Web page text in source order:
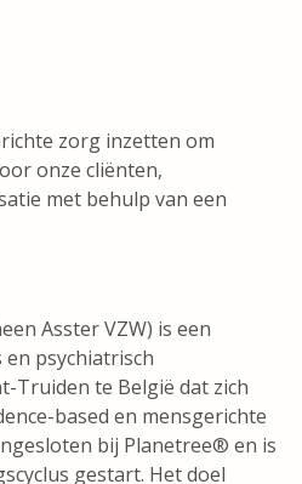
zorg inzetten om
onze cliënten,
met behulp van een
Asster VZW) is een
psychiatrisch
Truiden te België dat zich
based en mensgerichte
bij Planetree® en is
gestart. Het doel